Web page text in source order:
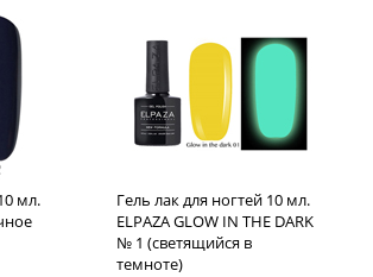
мл.
Гель лак для ногтей 10 мл.
ELPAZA GLOW IN THE DARK
№ 1 (светящийся в
темноте)